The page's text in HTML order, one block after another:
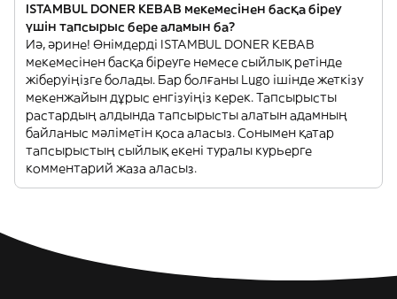
ISTAMBUL DONER KEBAB мекемесінен басқа біреу
үшін тапсырыс бере аламын ба?
Иә, әрине! Өнімдерді ISTAMBUL DONER KEBAB
мекемесінен басқа біреуге немесе сыйлық ретінде
жіберуіңізге болады. Бар болғаны Lugo ішінде жеткізу
мекенжайын дұрыс енгізуіңіз керек. Тапсырысты
растардың алдында тапсырысты алатын адамның
байланыс мәліметін қоса аласыз. Сонымен қатар
тапсырыстың сыйлық екені туралы курьерге
комментарий жаза аласыз.